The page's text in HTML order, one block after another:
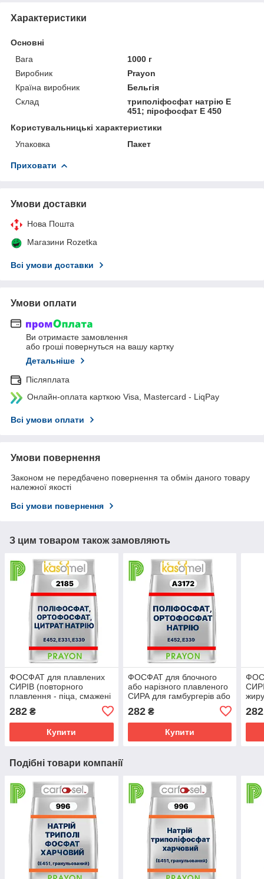
Характеристики
Основні
Вага
1000 г
Виробник
Prayon
Країна виробник
Бельгія
Склад
триполіфосфат натрію Е
451; пірофосфат Е 450
Користувальницькі характеристики
Упаковка
Пакет
Приховати
Умови доставки
Нова Пошта
Магазини Rozetka
Всі умови доставки
Умови оплати
Ви отримаєте замовлення
або гроші повернуться на вашу картку
Детальніше
Післяплата
Онлайн-оплата карткою Visa, Mastercard - LiqPay
Всі умови оплати
Умови повернення
Законом не передбачено повернення та обмін даного товару
належної якості
Всі умови повернення
З цим товаром також замовляють
ФОСФАТ для плавлених
CИРІВ (повторного
плавлення - піца, смажені
сендвічі), KASOMEL 2185
282 ₴
Купити
ФОСФАТ для блочного
або нарізного плавленого
СИРА для гамбургерів або
3172
282₴
Купити
282
Подібні товари компанії